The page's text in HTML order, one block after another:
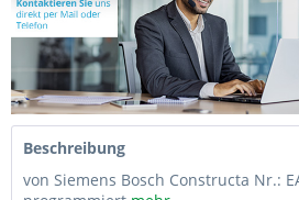
Beschreibung
von Siemens Bosch Constructa Nr.: